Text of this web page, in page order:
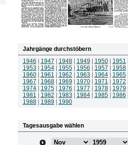
Jahrgänge durchstöbern
1946
1947 1948| 1949 1950| 1951
1953
1954| 1955| 1956 1957 1958|
1960| 1961 1962 1963 1964| 1965|
1967
1968| 1969 1970| 1971 1972
1974| 1975| 1976 1977 1978| 1979
1981
1982 1983 1984| 1985| 1986
1988| 1989 1990
Tagesausgabe wählen